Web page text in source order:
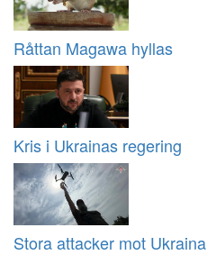
Råttan Magawa hyllas
Kris i Ukrainas regering
Stora attacker mot Ukraina